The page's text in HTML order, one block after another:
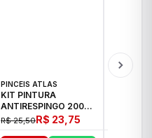
PINCEIS ATLAS
KIT PINTURA
ANTIRESPINGO 2003
ATLAS 03 PCS
R$ 25,50R$ 23,75